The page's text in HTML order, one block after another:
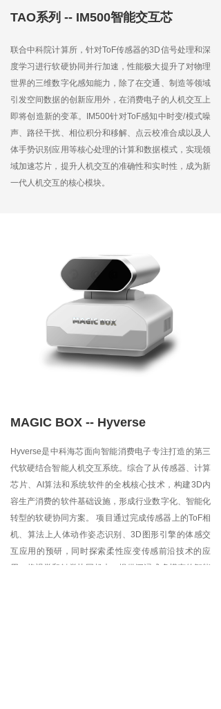
TAO系列 -- IM500智能交互芯
联合中科院计算所，针对ToF传感器的3D信号处理和深
度学习进行软硬协同并行加速，性能极大提升了对物理
世界的三维数字化感知能力，除了在交通、制造等领域
引发空间数据的创新应用外，在消费电子的人机交互上
即将创造新的变革。IM500针对ToF感知中时变/模式噪
声、路径干扰、相位积分和移解、点云校准合成以及人
体手势识别应用等核心处理的计算和数据模式，实现领
域加速芯片，提升人机交互的准确性和实时性，成为新
一代人机交互的核心模块。
MAGIC BOX -- Hyverse
Hyverse是中科海芯面向智能消费电子专注打造的第三
代软硬结合智能人机交互系统。综合了从传感器、计算
芯片、AI算法和系统软件的全栈核心技术，构建3D内
容生产消费的软件基础设施，形成行业数字化、智能化
转型的软硬协同方案。 项目通过完成传感器上的ToF相
机、算法上人体动作姿态识别、3D图形引擎的体感交
互应用的预研，同时探索柔性应变传感前沿技术的应
用。将视觉和触觉协同起来，提供沉浸式多模态的智能